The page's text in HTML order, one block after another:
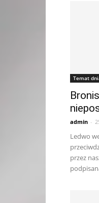
Temat
admin -
Ledwo
przez